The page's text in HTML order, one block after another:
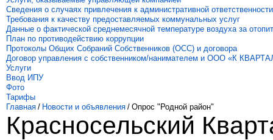
Сведения о случаях привлечения к административной ответственности
Требования к качеству предоставляемых коммунальных услуг
Данные о фактической среднемесячной температуре воздуха за
План по противодействию коррупции
Протоколы Общих Собраний Собственников (ОСС) и договора
Договор управления с собственником/нанимателем и ООО «К
Услуги
Ввод ИПУ
Фото
Тарифы
Главная / Новости и объявления / Опрос "Родной район"
Красносельский